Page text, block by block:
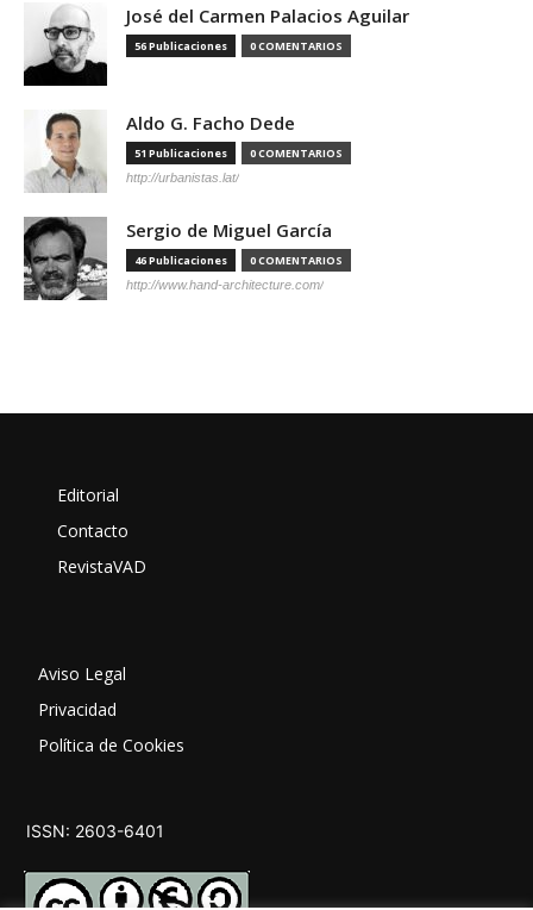
José del Carmen Palacios Aguilar
56 Publicaciones 0 COMENTARIOS
Aldo G. Facho Dede
51 Publicaciones 0 COMENTARIOS
http://urbanistas.lat/
Sergio de Miguel García
46 Publicaciones 0 COMENTARIOS
http://www.hand-architecture.com/
Editorial
Contacto
RevistaVAD
Aviso Legal
Privacidad
Política de Cookies
ISSN: 2603-6401